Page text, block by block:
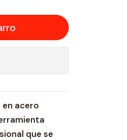
en acero
que se